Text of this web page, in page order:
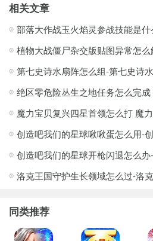
相关文章
第七史诗水扇阵怎么组-第七史诗
同类推荐